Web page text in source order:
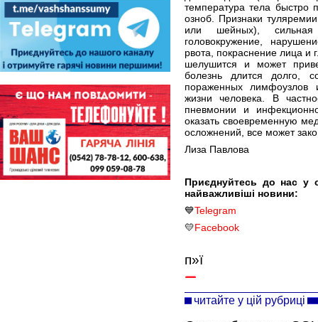
температура тела быстро
озноб. Признаки
или шейных),
головокружение,
рвота, покраснение лица и
шелушится и может
болезнь длится долго,
пораженных лимфоузлов
жизни человека. В
пневмонии и
оказать своевременную
осложнений, все может
Лиза Павлова
Приєднуйтесь до нас у
найважливіші новини:
💙Telegram
💛Facebook
п»ї
читайте у цій рубриці